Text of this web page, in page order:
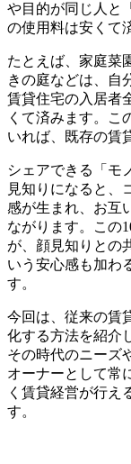
や目的が同じ人と
の使用料は安くて
たとえば、家庭菜
きの庭などは、自
賃貸住宅の入居者
くて済みます。こ
いれば、既存の賃
シェアできる「モ
見知りになると、
感が生まれ、お互
ながります。この
が、顔見知りとの
いう安心感も加わ
す。
今回は、従来の賃
化する方法を紹介
その時代のニーズ
オーナーとして常
く賃貸経営が行え
す。